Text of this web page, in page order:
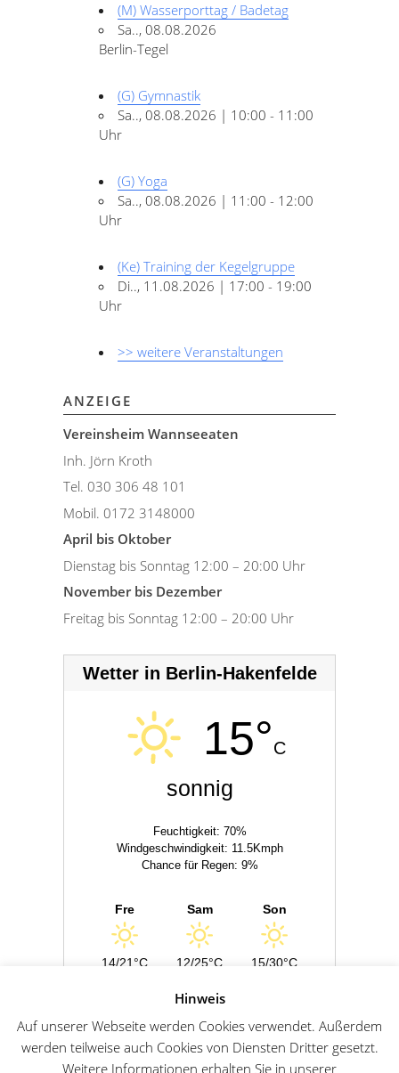
(M) Wasserporttag / Badetag
Sa.., 08.08.2026
Berlin-Tegel
(G) Gymnastik
Sa.., 08.08.2026 | 10:00 - 11:00
Uhr
(G) Yoga
Sa.., 08.08.2026 | 11:00 - 12:00
Uhr
(Ke) Training der Kegelgruppe
Di.., 11.08.2026 | 17:00 - 19:00
Uhr
>> weitere Veranstaltungen
ANZEIGE
Vereinsheim Wannseeaten
Inh. Jörn Kroth
Tel. 030 306 48 101
Mobil. 0172 3148000
April bis Oktober
Dienstag bis Sonntag 12:00 – 20:00 Uhr
November bis Dezember
Freitag bis Sonntag 12:00 – 20:00 Uhr
Wetter in Berlin-Hakenfelde
15°C
sonnig
Feuchtigkeit: 70%
Windgeschwindigkeit: 11.5Kmph
Chance für Regen: 9%
Fre
14/21°C
Sam
12/25°C
Son
15/30°C
Hinweis
Auf unserer Webseite werden Cookies verwendet. Außerdem
werden teilweise auch Cookies von Diensten Dritter gesetzt.
Weitere Informationen erhalten Sie in unserer